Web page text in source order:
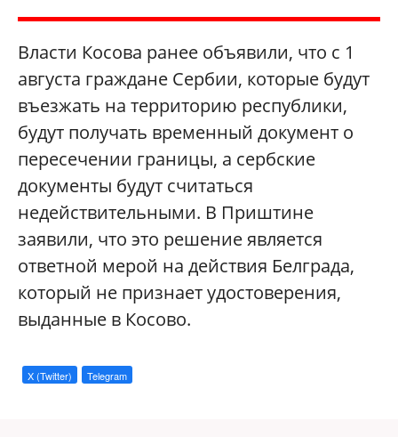
Власти Косова ранее объявили, что с 1
августа граждане Сербии, которые будут
въезжать на территорию республики,
будут получать временный документ о
пересечении границы, а сербские
документы будут считаться
недействительными. В Приштине
заявили, что это решение является
ответной мерой на действия Белграда,
который не признает удостоверения,
выданные в Косово.
X (Twitter) Telegram